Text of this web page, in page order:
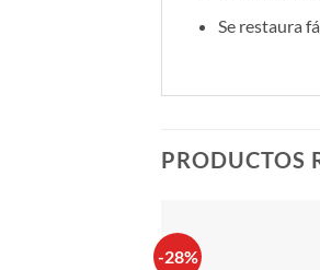
Se restaura
PRODUCTOS
-28%